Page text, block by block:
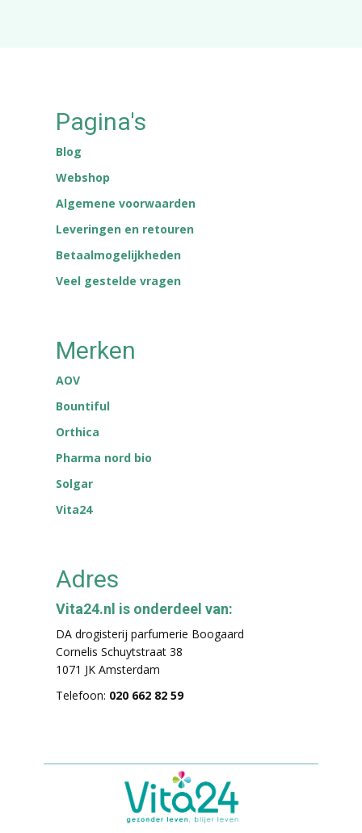
Pagina's
Blog
Webshop
Algemene voorwaarden
Leveringen en retouren
Betaalmogelijkheden
Veel gestelde vragen
Merken
AOV
Bountiful
Orthica
Pharma nord bio
Solgar
Vita24
Adres
Vita24.nl is onderdeel van:
DA drogisterij parfumerie Boogaard
Cornelis Schuytstraat 38
1071 JK Amsterdam
Telefoon: 020 662 82 59